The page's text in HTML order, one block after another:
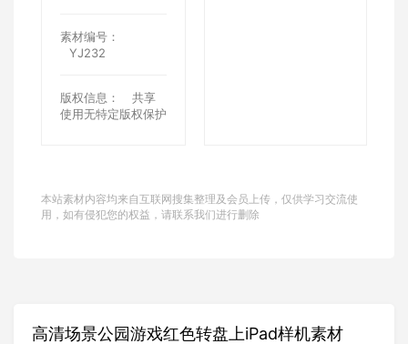
素材编号：
YJ232
版权信息：
共享
使用无特定版权保护
本站素材内容均来自互联网搜集整理及会员上传，仅供学习交流使
用，如有侵犯您的权益，请联系我们进行删除
高清场景公园游戏红色转盘上iPad样机素材